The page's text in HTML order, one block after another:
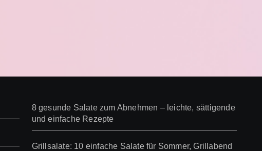
8 gesunde Salate zum Abnehmen – leichte, sättigende
und einfache Rezepte
Grillsalate: 10 einfache Salate für Sommer, Grillabend